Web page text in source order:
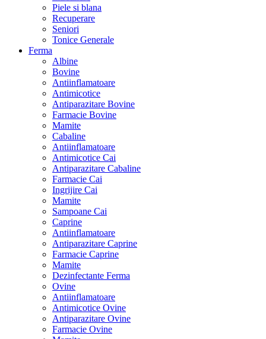
Piele si blana
Recuperare
Seniori
Tonice Generale
Ferma
Albine
Bovine
Antiinflamatoare
Antimicotice
Antiparazitare Bovine
Farmacie Bovine
Mamite
Cabaline
Antiinflamatoare
Antimicotice Cai
Antiparazitare Cabaline
Farmacie Cai
Ingrijire Cai
Mamite
Sampoane Cai
Caprine
Antiinflamatoare
Antiparazitare Caprine
Farmacie Caprine
Mamite
Dezinfectante Ferma
Ovine
Antiinflamatoare
Antimicotice Ovine
Antiparazitare Ovine
Farmacie Ovine